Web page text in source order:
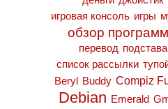
игровая консоль игры
обзор
перевод подстава
список рассылки
Beryl
Buddy Compiz
Debian Emerald